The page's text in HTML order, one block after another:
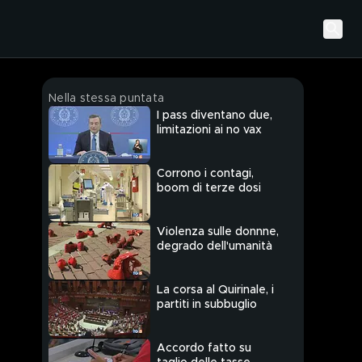
Nella stessa puntata
I pass diventano due,
limitazioni ai no vax
Corrono i contagi,
boom di terze dosi
Violenza sulle donnne,
degrado dell'umanità
La corsa al Quirinale, i
partiti in subbuglio
Accordo fatto su